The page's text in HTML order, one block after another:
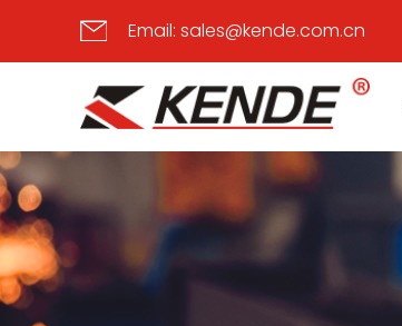
Email: sales@kende.com.cn